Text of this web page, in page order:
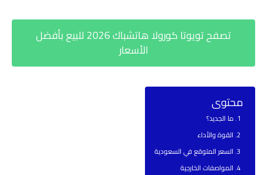
تصفح تويوتا كورولا هاتشباك 2026 للبيع بأفضل
الأسعار
محتوى
ما الجديد؟
القوة والأداء
السعر المتوقع في السعودية
المواصفات الخارجية